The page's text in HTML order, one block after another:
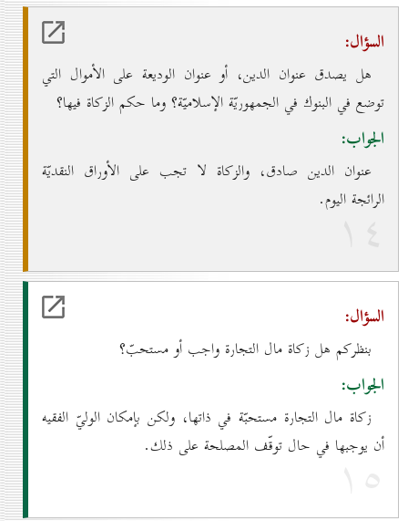
السؤال:
هل يصدق عنوان الدين، أو عنوان الوديعة على الأموال التي
توضع في البنوك في الجمهوريّة الإسلاميّة؟ وما حكم الزكاة فيها؟
الجواب:
عنوان الدين صادق، والزكاة لا تجب على الأوراق النقديّة
الرائجة اليوم.
۱٤
السؤال:
بنظركم هل زكاة مال التجارة واجب أو مستحبّ؟
الجواب:
زكاة مال التجارة مستحبّة في ذاتها، ولكن بإمكان الوليّ الفقيه
أن يوجبها في حال توقّف المصلحة على ذلك.
۱٥